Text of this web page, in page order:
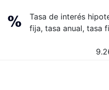
Tasa de interés
fija, tasa anual, tasa